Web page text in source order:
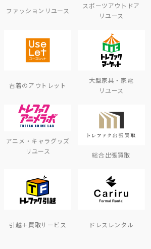
ファッションリユース
スポーツアウトドア
リユース
古着のアウトレット
大型家具・家電
リユース
アニメ・キャラグッズ
リユース
総合出張買取
引越＋買取サービス ドレスレンタル